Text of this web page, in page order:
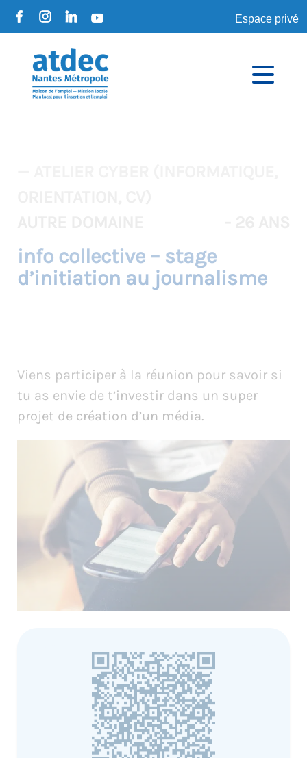
Espace privé
info collective – stage
d’initiation au journalisme
Viens participer à la réunion pour savoir si
tu as envie de t’investir dans un super
projet de création d’un média.